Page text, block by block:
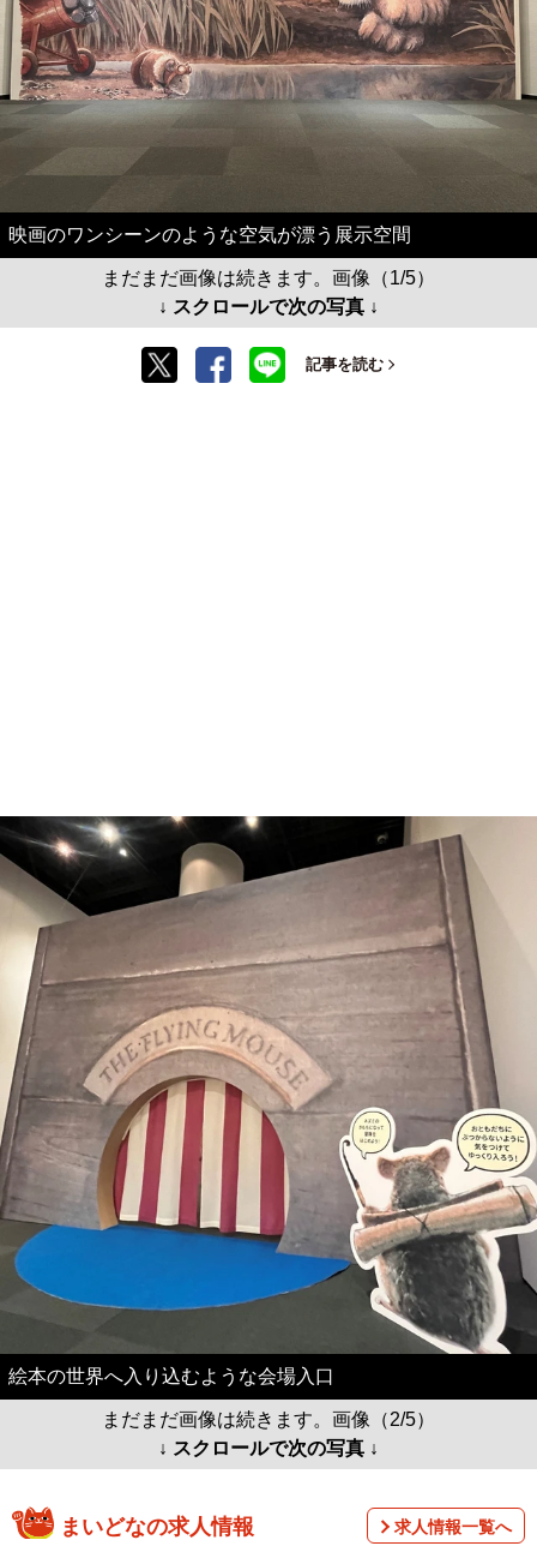
映画のワンシーンのような空気が漂う展示空間
まだまだ画像は続きます。画像（1/5）
↓ スクロールで次の写真 ↓
記事を読む
絵本の世界へ入り込むような会場入口
まだまだ画像は続きます。画像（2/5）
↓ スクロールで次の写真 ↓
まいどなの求人情報 求人情報一覧へ